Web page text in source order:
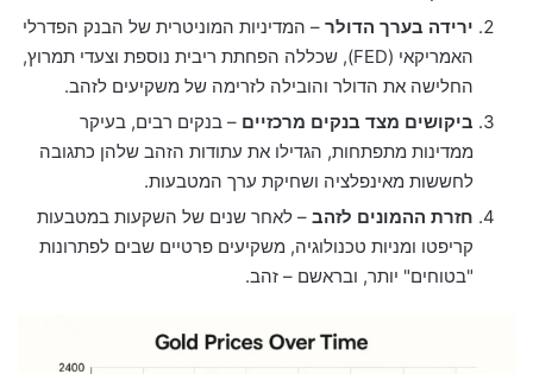
ירידה בערך הדולר – המדיניות המוניטרית של הבנק הפדרלי
האמריקאי (FED), שכללה הפחתת ריבית נוספת וצעדי תמרוץ,
החלישה את הדולר והובילה לזרימה של משקיעים לזהב.
ביקושים מצד בנקים מרכזיים – בנקים רבים, בעיקר
ממדינות מתפתחות, הגדילו את עתודות הזהב שלהן כתגובה
לחששות מאינפלציה ושחיקת ערך המטבעות.
חזרת ההמונים לזהב – לאחר שנים של השקעות במטבעות
קריפטו ומניות טכנולוגיה, משקיעים פרטיים שבים לפתרונות
"בטוחים" יותר, ובראשם – זהב.